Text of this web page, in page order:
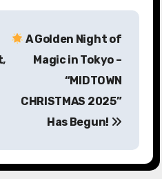
A Golden Night of
Magic in Tokyo –
“MIDTOWN
CHRISTMAS 2025”
Has Begun!